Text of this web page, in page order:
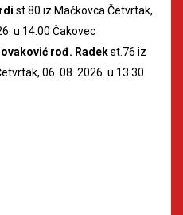
st.80 iz Mačkovca Četvrtak,
u 14:00 Čakovec
rođ. Radekst.76 iz
06. 08. 2026. u 13:30